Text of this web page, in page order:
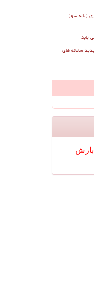
زباله سوز
یابد
سامانه های
بارش